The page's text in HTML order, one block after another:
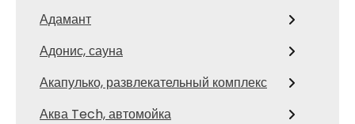
Адамант
Адонис, сауна
Акапулько, развлекательный комплекс
Аква Tech, автомойка